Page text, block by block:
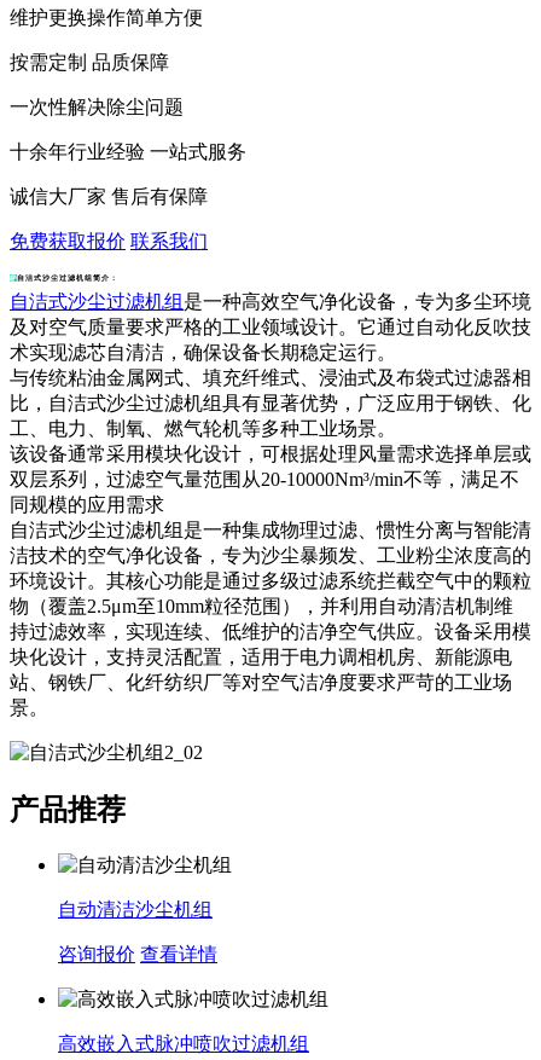
维护更换操作简单方便
按需定制 品质保障
一次性解决除尘问题
十余年行业经验 一站式服务
诚信大厂家 售后有保障
免费获取报价 联系我们
自洁式沙尘过滤机组简介：
自洁式沙尘过滤机组 是一种高效空气净化设备，专为多尘环境
及对空气质量要求严格的工业领域设计。它通过自动化反吹技
术实现滤芯自清洁，确保设备长期稳定运行。
与传统粘油金属网式、填充纤维式、浸油式及布袋式过滤器相
比，自洁式沙尘过滤机组具有显著优势，广泛应用于钢铁、化
工、电力、制氧、燃气轮机等多种工业场景。
该设备通常采用模块化设计，可根据处理风量需求选择单层或
双层系列，过滤空气量范围从20-10000Nm³/min不等，满足不
同规模的应用需求
自洁式沙尘过滤机组是一种集成物理过滤、惯性分离与智能清
洁技术的空气净化设备，专为沙尘暴频发、工业粉尘浓度高的
环境设计。其核心功能是通过多级过滤系统拦截空气中的颗粒
物（覆盖2.5μm至10mm粒径范围），并利用自动清洁机制维
持过滤效率，实现连续、低维护的洁净空气供应。设备采用模
块化设计，支持灵活配置，适用于电力调相机房、新能源电
站、钢铁厂、化纤纺织厂等对空气洁净度要求严苛的工业场
景。
产品推荐
自动清洁沙尘机组
咨询报价 查看详情
高效嵌入式脉冲喷吹过滤机组